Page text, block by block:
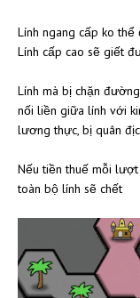
Lính ngang cấp ko thể
Lính cấp cao sẽ giết
Lính mà bị chặn
nối liền giữa lính với
lương thực, bị quân
Nếu tiền thuế mỗi
toàn bộ lính sẽ chết